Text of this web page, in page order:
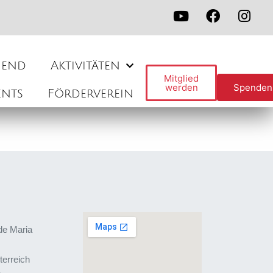
Aktivitäten
Förderverein
Mitglied
werden Spenden
Maria